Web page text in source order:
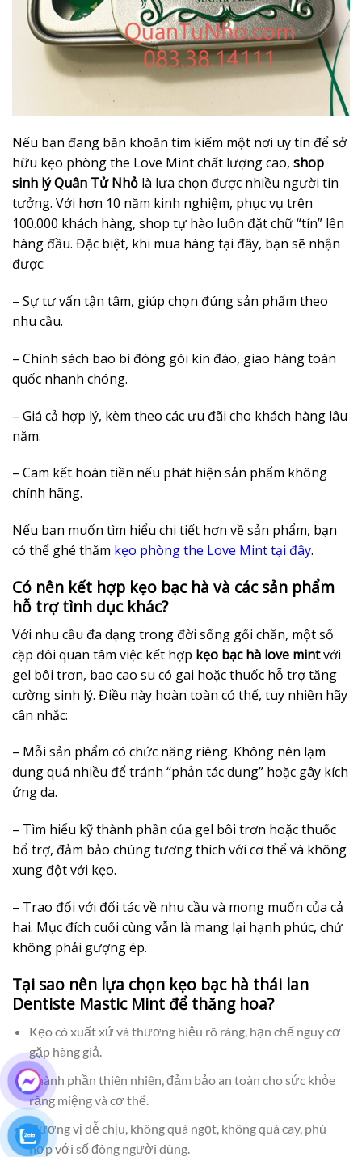
Nếu bạn đang băn khoăn tìm kiếm một nơi uy tín để sở
hữu kẹo phòng the Love Mint chất lượng cao, shop
sinh lý Quân Tử Nhỏ là lựa chọn được nhiều người tin
tưởng. Với hơn 10 năm kinh nghiệm, phục vụ trên
100.000 khách hàng, shop tự hào luôn đặt chữ “tín” lên
hàng đầu. Đặc biệt, khi mua hàng tại đây, bạn sẽ nhận
được:
– Sự tư vấn tận tâm, giúp chọn đúng sản phẩm theo
nhu cầu.
– Chính sách bao bì đóng gói kín đáo, giao hàng toàn
quốc nhanh chóng.
– Giá cả hợp lý, kèm theo các ưu đãi cho khách hàng lâu
năm.
– Cam kết hoàn tiền nếu phát hiện sản phẩm không
chính hãng.
Nếu bạn muốn tìm hiểu chi tiết hơn về sản phẩm, bạn
có thể ghé thăm kẹo phòng the Love Mint tại đây.
Có nên kết hợp kẹo bạc hà và các sản phẩm
hỗ trợ tình dục khác?
Với nhu cầu đa dạng trong đời sống gối chăn, một số
cặp đôi quan tâm việc kết hợp kẹo bạc hà love mintvới
gel bôi trơn, bao cao su có gai hoặc thuốc hỗ trợ tăng
cường sinh lý. Điều này hoàn toàn có thể, tuy nhiên hãy
cân nhắc:
– Mỗi sản phẩm có chức năng riêng. Không nên lạm
dụng quá nhiều để tránh “phản tác dụng” hoặc gây kích
ứng da.
– Tìm hiểu kỹ thành phần của gel bôi trơn hoặc thuốc
bổ trợ, đảm bảo chúng tương thích với cơ thể và không
xung đột với kẹo.
– Trao đổi với đối tác về nhu cầu và mong muốn của cả
hai. Mục đích cuối cùng vẫn là mang lại hạnh phúc, chứ
không phải gượng ép.
Tại sao nên lựa chọn kẹo bạc hà thái lan
Dentiste Mastic Mint để thăng hoa?
Kẹo có xuất xứ và thương hiệu rõ ràng, hạn chế nguy cơ
gặp hàng giả.
Thành phần thiên nhiên, đảm bảo an toàn cho sức khỏe
răng miệng và cơ thể.
Hương vị dễ chịu, không quá ngọt, không quá cay, phù
hợp với số đông người dùng.